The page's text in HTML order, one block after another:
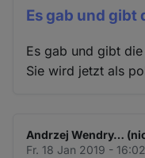
Es gab und gibt
Es gab und gibt
Sie wird jetzt als
Andrzej Wendry…
Fr. 18 Jan 2019 - 16:02